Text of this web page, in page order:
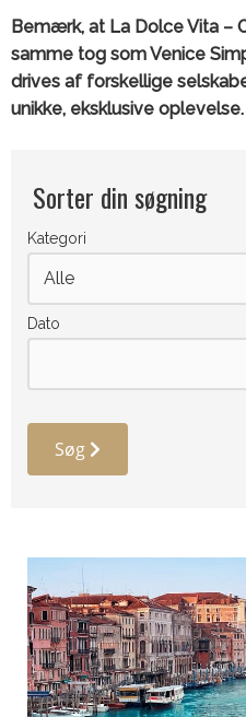
Bemærk, at La Dolce Vita –
samme tog som Venice
drives af forskellige
unikke, eksklusive oplevelse.
Sorter din søgning
Kategori
Dato
Søg